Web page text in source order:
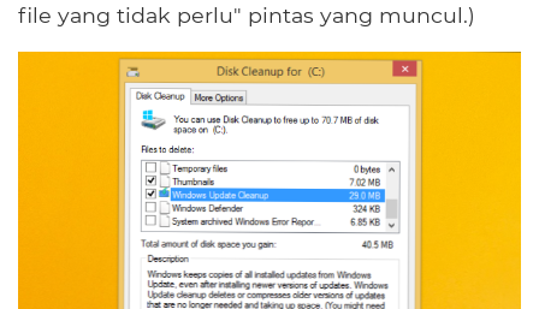
file yang tidak perlu" pintas yang muncul.)